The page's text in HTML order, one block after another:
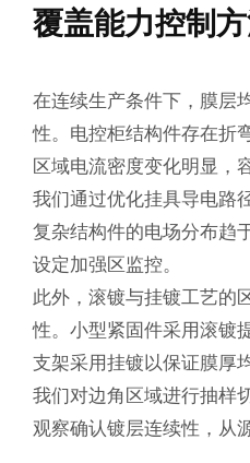
覆盖能力控制
在连续生产条件下，膜层
性。电控柜结构件存在折
区域电流密度变化明显，
我们通过优化挂具导电路
复杂结构件的电场分布趋
设定加强区监控。
此外，滚镀与挂镀工艺的
性。小型紧固件采用滚镀
支架采用挂镀以保证膜厚
我们对边角区域进行抽样
观察确认镀层连续性，从